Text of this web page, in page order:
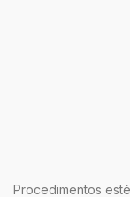
Procedimentos